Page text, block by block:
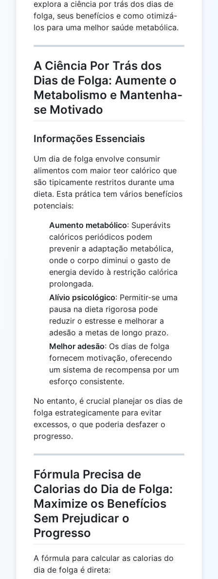
explora a ciência por trás dos dias de
folga, seus benefícios e como otimizá-
los para uma melhor saúde metabólica.
A Ciência Por Trás dos
Dias de Folga: Aumente o
Metabolismo e Mantenha-
se Motivado
Informações Essenciais
Um dia de folga envolve consumir
alimentos com maior teor calórico que
são tipicamente restritos durante uma
dieta. Esta prática tem vários benefícios
potenciais:
Aumento metabólico: Superávits
calóricos periódicos podem
prevenir a adaptação metabólica,
onde o corpo diminui o gasto de
energia devido à restrição calórica
prolongada.
Alívio psicológico: Permitir-se uma
pausa na dieta rigorosa pode
reduzir o estresse e melhorar a
adesão a metas de longo prazo.
Melhor adesão: Os dias de folga
fornecem motivação, oferecendo
um sistema de recompensa por um
esforço consistente.
No entanto, é crucial planejar os dias de
folga estrategicamente para evitar
excessos, o que poderia desfazer o
progresso.
Fórmula Precisa de
Calorias do Dia de Folga:
Maximize os Benefícios
Sem Prejudicar o
Progresso
A fórmula para calcular as calorias do
dia de folga é direta: